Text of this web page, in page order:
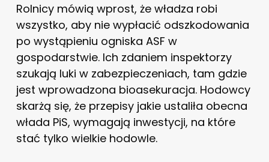
Rolnicy mówią wprost, że władza robi
wszystko, aby nie wypłacić odszkodowania
po wystąpieniu ogniska ASF w
gospodarstwie. Ich zdaniem inspektorzy
szukają luki w zabezpieczeniach, tam gdzie
jest wprowadzona bioasekuracja. Hodowcy
skarżą się, że przepisy jakie ustaliła obecna
włada PiS, wymagają inwestycji, na które
stać tylko wielkie hodowle.